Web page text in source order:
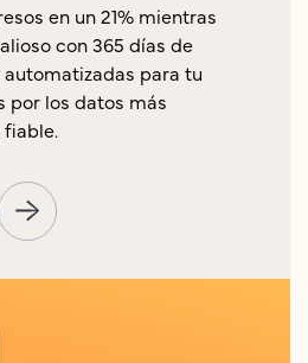
en un 21% mientras
con 365 días de
para tu
por los datos más
fiable.